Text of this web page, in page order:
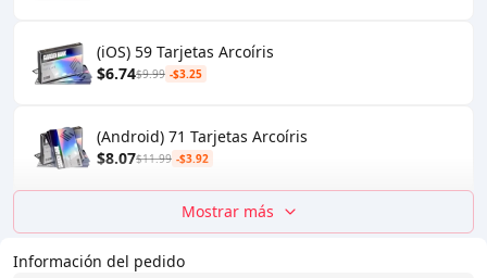
Información del pedido
(iOS) 59 Tarjetas Arcoíris
$6.74$9.99 -$3.25
(Android) 71 Tarjetas Arcoíris
$8.07$11.99 -$3.92
Mostrar más